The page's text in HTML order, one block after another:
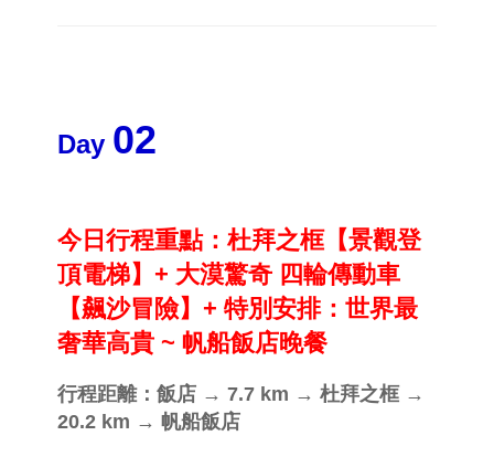
Day 02
今日行程重點：杜拜之框【景觀登
頂電梯】 + 大漠驚奇 四輪傳動車
【飆沙冒險】+ 特別安排：世界最
奢華高貴 ~ 帆船飯店晚餐
行程距離：飯店 → 7.7 km → 杜拜之框 →
20.2 km → 帆船飯店